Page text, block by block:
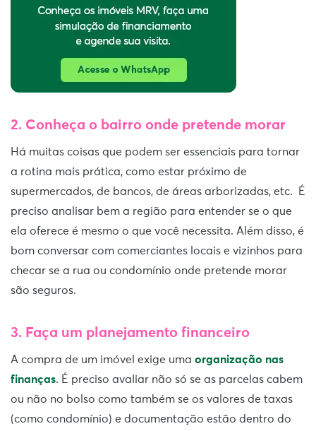
2. Conheça o bairro onde pretende morar
Há muitas coisas que podem ser essenciais para tornar
a rotina mais prática, como estar próximo de
supermercados, de bancos, de áreas arborizadas, etc. É
preciso analisar bem a região para entender se o que
ela oferece é mesmo o que você necessita. Além disso, é
bom conversar com comerciantes locais e vizinhos para
checar se a rua ou condomínio onde pretende morar
são seguros.
3. Faça um planejamento financeiro
A compra de um imóvel exige uma organização nas
finanças. É preciso avaliar não só se as parcelas cabem
ou não no bolso como também se os valores de taxas
(como condomínio) e documentação estão dentro do